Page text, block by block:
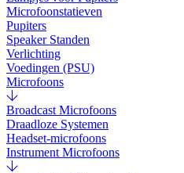
Microfoonstatieven
Pupiters
Speaker Standen
Verlichting
Voedingen (PSU)
Microfoons
Broadcast Microfoons
Draadloze Systemen
Headset-microfoons
Instrument Microfoons